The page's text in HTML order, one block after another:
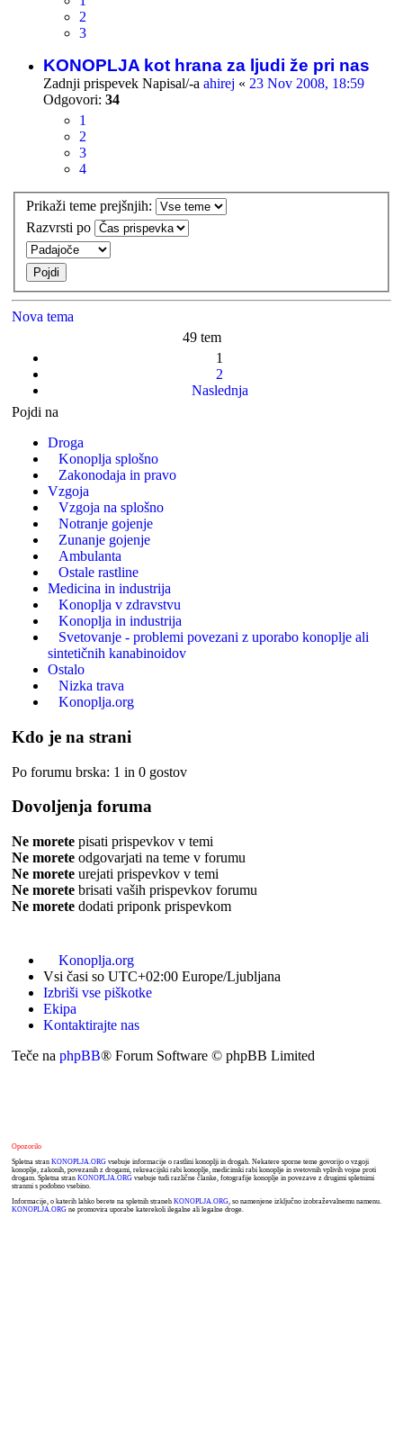
2
3
KONOPLJA kot hrana za ljudi že pri nas
Zadnji prispevek Napisal/-a ahirej « 23 Nov 2008, 18:59
Odgovori: 34
1
2
3
4
Prikaži teme prejšnjih:
Razvrsti po
Nova tema
49 tem
1
2
Naslednja
Pojdi na
Droga
Konoplja splošno
Zakonodaja in pravo
Vzgoja
Vzgoja na splošno
Notranje gojenje
Zunanje gojenje
Ambulanta
Ostale rastline
Medicina in industrija
Konoplja v zdravstvu
Konoplja in industrija
Svetovanje - problemi povezani z uporabo konoplje ali
sintetičnih kanabinoidov
Ostalo
Nizka trava
Konoplja.org
Kdo je na strani
Po forumu brska: 1 in 0 gostov
Dovoljenja foruma
Ne morete pisati prispevkov v temi
Ne morete odgovarjati na teme v forumu
Ne morete urejati prispevkov v temi
Ne morete brisati vaših prispevkov forumu
Ne morete dodati priponk prispevkom
Konoplja.org
Vsi časi so UTC+02:00 Europe/Ljubljana
Izbriši vse piškotke
Ekipa
Kontaktirajte nas
Teče na phpBB® Forum Software © phpBB Limited
Opozorilo
Spletna stran KONOPLJA.ORG vsebuje informacije o rastlini konoplji in drogah. Nekatere sporne teme govorijo o vzgoji
konoplje, zakonih, povezanih z drogami, rekreacijski rabi konoplje, medicinski rabi konoplje in svetovnih vplivih vojne proti
drogam. Spletna stran KONOPLJA.ORG vsebuje tudi različne članke, fotografije konoplje in povezave z drugimi spletnimi
stranmi s podobno vsebino.
Informacije, o katerih lahko berete na spletnih straneh KONOPLJA.ORG, so namenjene izključno izobraževalnemu namenu.
KONOPLJA.ORG ne promovira uporabe katerekoli ilegalne ali legalne droge.